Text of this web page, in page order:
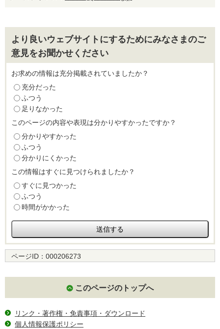
より良いウェブサイトにするためにみなさまのご
意見をお聞かせください
お求めの情報は充分掲載されていましたか？
充分だった
ふつう
足りなかった
このページの内容や表現は分かりやすかったですか？
分かりやすかった
ふつう
分かりにくかった
この情報はすぐに見つけられましたか？
すぐに見つかった
ふつう
時間がかかった
ページID： 000206273
このページのトップへ
リンク・著作権・免責事項・ダウンロード
個人情報保護ポリシー